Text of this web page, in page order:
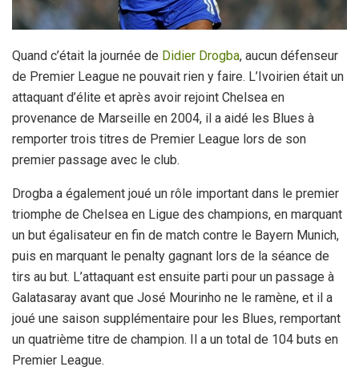
Quand c’était la journée de Didier Drogba, aucun défenseur
de Premier League ne pouvait rien y faire. L’Ivoirien était un
attaquant d’élite et après avoir rejoint Chelsea en
provenance de Marseille en 2004, il a aidé les Blues à
remporter trois titres de Premier League lors de son
premier passage avec le club.
Drogba a également joué un rôle important dans le premier
triomphe de Chelsea en Ligue des champions, en marquant
un but égalisateur en fin de match contre le Bayern Munich,
puis en marquant le penalty gagnant lors de la séance de
tirs au but. L’attaquant est ensuite parti pour un passage à
Galatasaray avant que José Mourinho ne le ramène, et il a
joué une saison supplémentaire pour les Blues, remportant
un quatrième titre de champion. Il a un total de 104 buts en
Premier League.